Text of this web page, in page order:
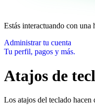
Estás interactuando con
Administrar tu cuenta
Tu perfil, pagos y más.
Atajos de
Los atajos del teclado hacen